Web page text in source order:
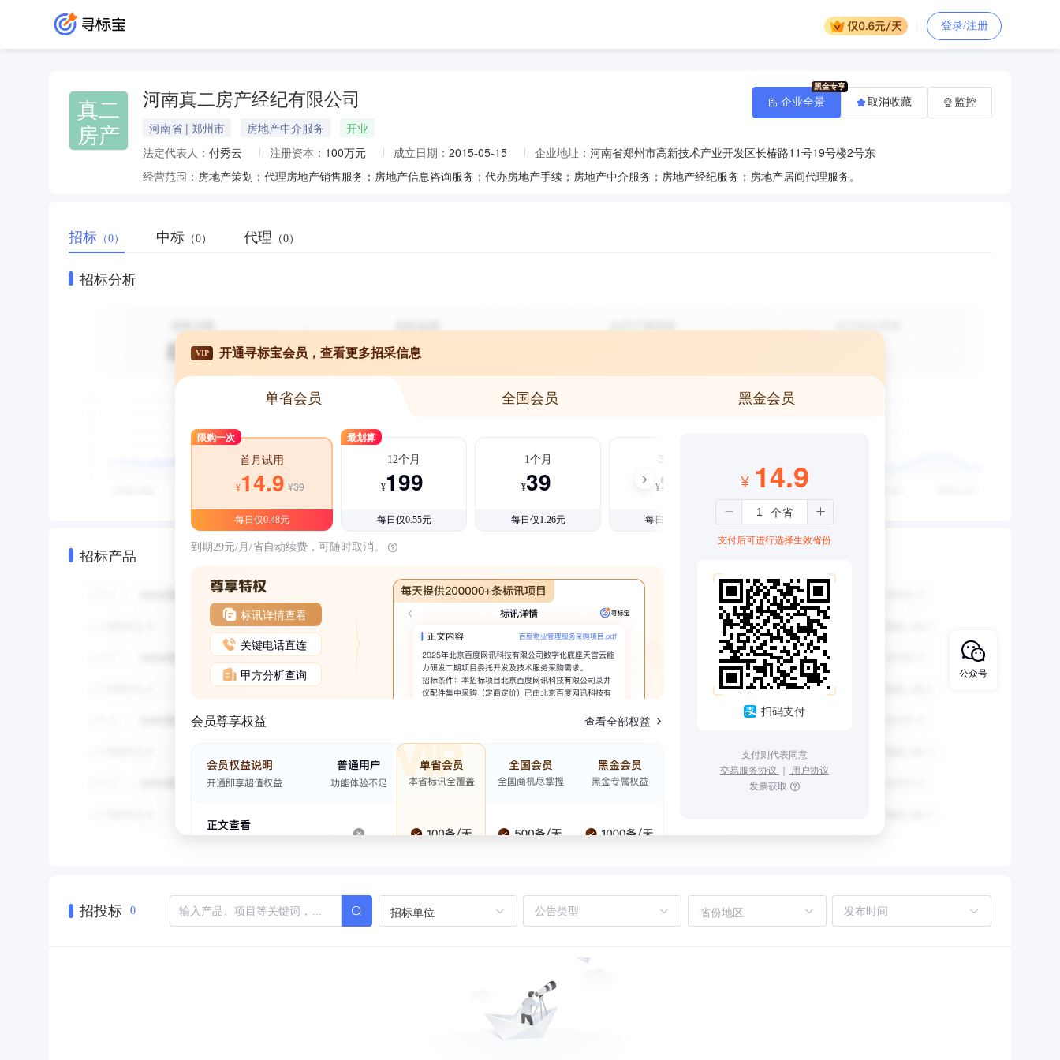
登录/注册
真二
房产
河南真二房产经纪有限公司
河南省 | 郑州市 房地产中介服务
开业
法定代表人： 付秀云 注册资本： 100万元 成立日期： 2015-05-15 企业地址： 河南省郑州市高新技术产业开发区长椿路11号19号楼2号东
经营范围： 房地产策划；代理房地产销售服务；房地产信息咨询服务；代办房地产手续；房地产中介服务；房地产经纪服务；房地产居间代理服务。
企业全景 取消收藏 监控
招标 （0） 中标 （0） 代理 （0）
招标分析
招标产品
VIP 开通寻标宝会员，查看更多招采信息
单省会员 全国会员 黑金会员
限购一次
首月试用
¥14.9 ¥39
每日仅0.48元
最划算
12个月
¥199
每日仅0.55元
1个月
¥39
每日仅1.26元
3个月
¥99
每日仅1.08元
到期29元/月/省自动续费，可随时取消。
标讯详情查看
关键电话直连
甲方分析查询
会员尊享权益 查看全部权益
¥ 14.9
支付后可进行选择生效省份
扫码支付
支付则代表同意
交易服务协议 ｜ 用户协议
发票获取
招投标 0 招标单位 省份地区
公众号